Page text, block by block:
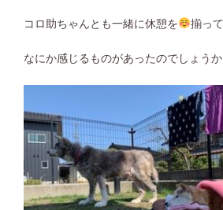
コロ助ちゃんとも一緒に休憩を 揃っ
なにか感じるものがあったのでしょうか